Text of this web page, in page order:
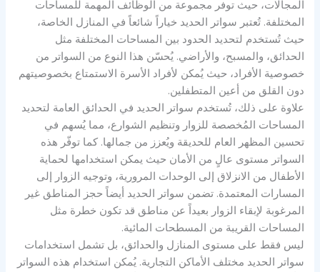
المجالات، حيث توفر مجموعة من الوظائف المهمة للمساحات
المختلفة. تُعتبر سواتر الحديد خياراً شائعاً في المنازل الخاصة،
حيث تُستخدم لتحديد الحدود بين المساحات المختلفة مثل
الحدائق، والمسبح، والأراضي. يُحسّن هذا النوع من السواتر من
خصوصية الأفراد، حيث يُمكن لأفراد الأسرة الاستمتاع بخصوصيتهم
دون القلق من أعين المتطفلين.
علاوة على ذلك، تُستخدم سواتر الحديد في الحدائق العامة لتحديد
المساحات المُخصصة للزوار وتنظيم الشوارع، مما يُسهم في
تحسين المظهر العام للحديقة ويُعزز من جمالها. كما توفّر هذه
السواتر مستوى عالٍ من الأمان حيث يمكن استخدامها لحماية
الأطفال من الانزلاق إلى الوحدات المرورية، وتوجيه الزوار إلى
المسارات المعتمدة. تضمن سواتر الحديد أيضاً حجز المناطق غير
المرغوبة لإبقاء الزوار بعيداً عن مناطق قد تكون خطرة مثل
المساحات القريبة من المسطحات المائية.
ليس فقط على مستوى المنازل والحدائق، بل تشمل استخدامات
سواتر الحديد مختلف الأماكن التجارية. يُمكن استخدام هذه السواتر